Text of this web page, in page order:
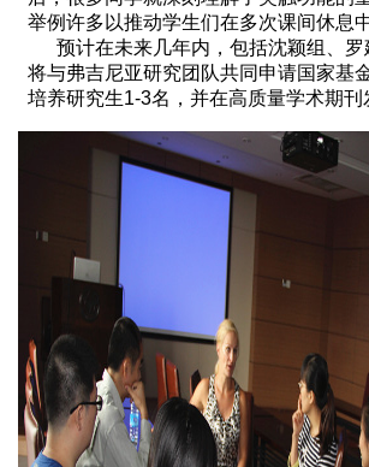
举例许多以推动学生们在多次课间休息
预计在未来几年内，包括沈颖组、罗
将与弗吉尼亚研究团队共同申请国家基
培养研究生1-3名，并在高质量学术期刊